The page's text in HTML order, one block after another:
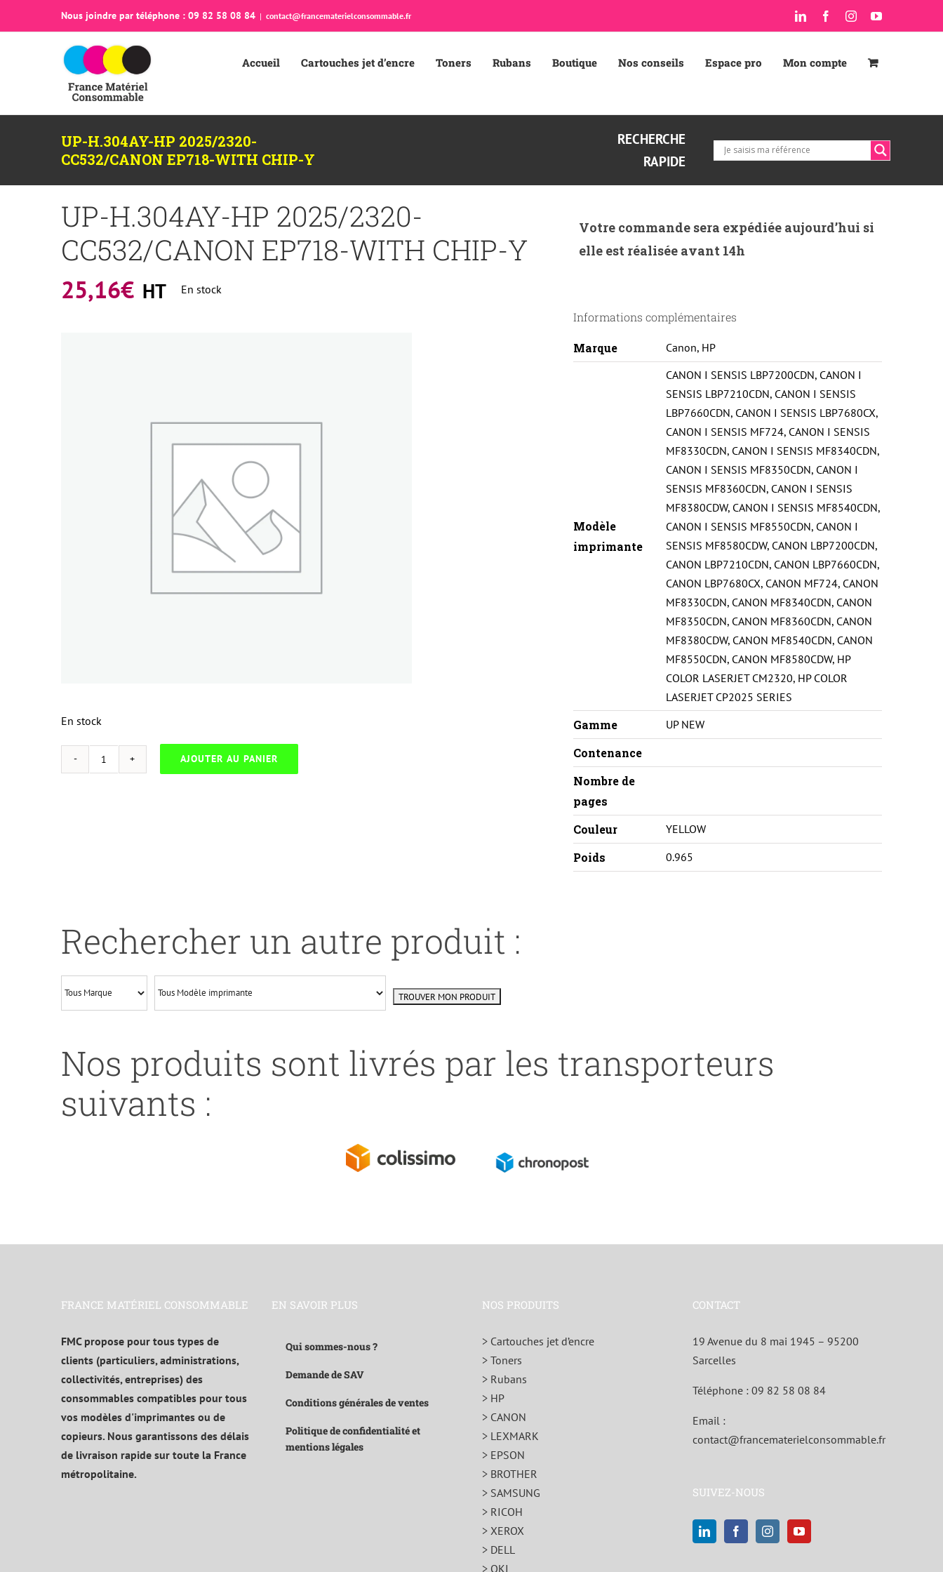
Nous joindre par téléphone : 09 82 58 08 84 | contact@francematerielconsommable.fr LinkedInFacebookInstagramYouTube
Accueil Cartouches jet d’encre Toners Rubans Boutique Nos conseils Espace pro Mon compte
UP-H.304AY-HP 2025/2320-
CC532/CANON EP718-WITH CHIP-Y
RECHERCHE
RAPIDE
UP-H.304AY-HP 2025/2320-
CC532/CANON EP718-WITH CHIP-Y
25,16€ HT En stock
En stock
quantité
CHIP-
Y
AJOUTER AU PANIER
Votre commande sera expédiée aujourd’hui si
elle est réalisée avant 14h
Informations complémentaires
Marque Canon, HP
Modèle
imprimante
CANON I SENSIS LBP7200CDN, CANON I
SENSIS LBP7210CDN, CANON I SENSIS
LBP7660CDN, CANON I SENSIS LBP7680CX,
CANON I SENSIS MF724, CANON I SENSIS
MF8330CDN, CANON I SENSIS MF8340CDN,
CANON I SENSIS MF8350CDN, CANON I
SENSIS MF8360CDN, CANON I SENSIS
MF8380CDW, CANON I SENSIS MF8540CDN,
CANON I SENSIS MF8550CDN, CANON I
SENSIS MF8580CDW, CANON LBP7200CDN,
CANON LBP7210CDN, CANON LBP7660CDN,
CANON LBP7680CX, CANON MF724, CANON
MF8330CDN, CANON MF8340CDN, CANON
MF8350CDN, CANON MF8360CDN, CANON
MF8380CDW, CANON MF8540CDN, CANON
MF8550CDN, CANON MF8580CDW, HP
COLOR LASERJET CM2320, HP COLOR
LASERJET CP2025 SERIES
Gamme UP NEW
Contenance
Nombre de
pages
Couleur
YELLOW
Poids 0.965
Rechercher un autre produit :
Nos produits sont livrés par les transporteurs
suivants :
FRANCE MATÉRIEL CONSOMMABLE
FMC propose pour tous types de
clients (particuliers, administrations,
collectivités, entreprises) des
consommables compatibles pour tous
vos modèles d'imprimantes ou de
copieurs. Nous garantissons des délais
de livraison rapide sur toute la France
métropolitaine.
EN SAVOIR PLUS
Qui sommes-nous ?
Demande de SAV
Conditions générales de ventes
Politique de confidentialité et
mentions légales
NOS PRODUITS
> Cartouches jet d’encre
> Toners
> Rubans
> HP
> CANON
> LEXMARK
> EPSON
> BROTHER
> SAMSUNG
> RICOH
> XEROX
> DELL
> OKI
CONTACT
19 Avenue du 8 mai 1945 – 95200
Sarcelles
Téléphone : 09 82 58 08 84
Email :
contact@francematerielconsommable.fr
SUIVEZ-NOUS